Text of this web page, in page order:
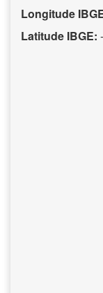
Longitude
Latitude IBGE: